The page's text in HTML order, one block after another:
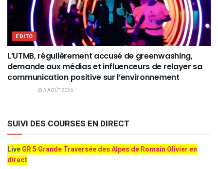
EDITO
L’UTMB, régulièrement accusé de greenwashing,
demande aux médias et influenceurs de relayer sa
communication positive sur l’environnement
5 AOÛT 2026
SUIVI DES COURSES EN DIRECT
LiveGR 5 Grande Traversée des Alpes de Romain Olivier en
direct